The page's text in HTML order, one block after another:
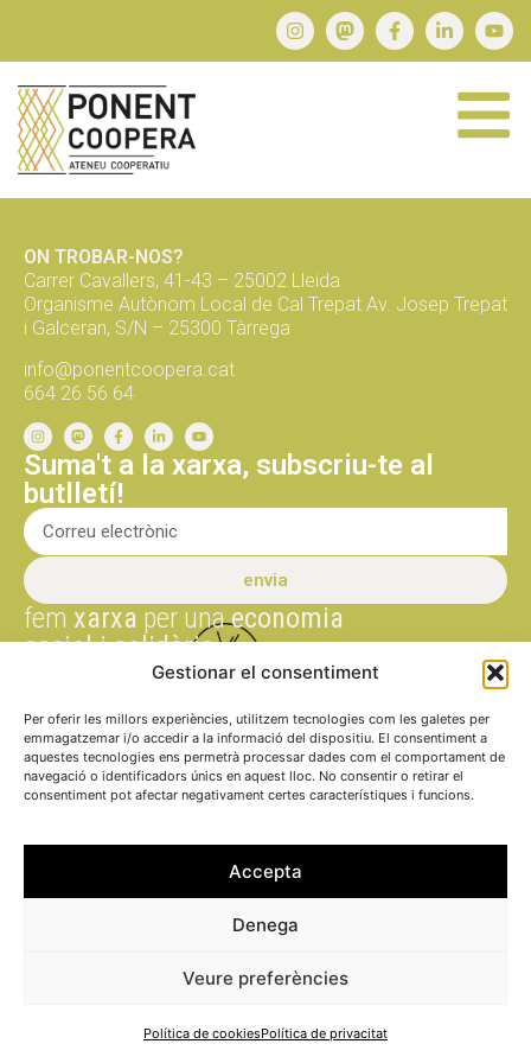
Gestionar el consentiment
Per oferir les millors experiències, utilitzem tecnologies com les galetes per
emmagatzemar i/o accedir a la informació del dispositiu. El consentiment a
aquestes tecnologies ens permetrà processar dades com el comportament de
navegació o identificadors únics en aquest lloc. No consentir o retirar el
consentiment pot afectar negativament certes característiques i funcions.
Accepta
Denega
Veure preferències
Política de cookiesPolítica de privacitat
FINANÇA
Avís legal
Política de
Política de
ON TROBAR-NOS?
Carrer Cavallers, 41-43 – 25002 Lleida
Organisme Autònom Local de Cal Trepat Av. Josep Trepat
i Galceran, S/N – 25300 Tàrrega
info@ponentcoopera.cat
664 26 56 64
Suma't a la xarxa, subscriu-te al
butlletí!
envia
fem xarxa per unaeconomia
social i solidària